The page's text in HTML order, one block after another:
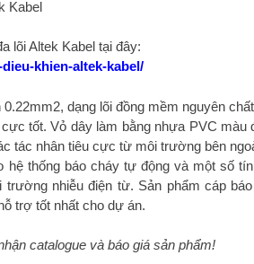
Kabel
lõi Altek Kabel tại đây:
khien-altek-kabel/
dạng lõi đồng mềm nguyên
tốt. Vỏ dây làm bằng nhựa PVC màu
tác nhân tiêu cực từ môi trường bên
hệ thống báo cháy tự động và một số
nhiễu điện từ. Sản phẩm cáp
trợ tốt nhất cho dự án.
catalogue và báo giá sản phẩm!